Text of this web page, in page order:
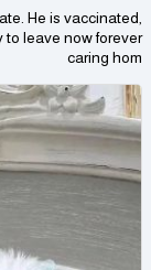
He is vaccinated,
to leave now forever
caring hom